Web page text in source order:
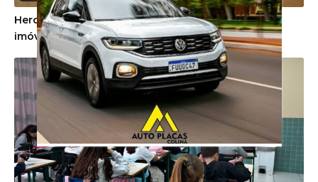
Herdeiros devem cumprir promessa de venda de
imóvel firmada em vida pela proprietária